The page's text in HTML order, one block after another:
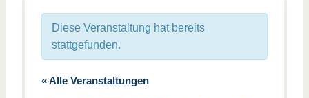
Diese Veranstaltung hat bereits
stattgefunden.
« Alle Veranstaltungen